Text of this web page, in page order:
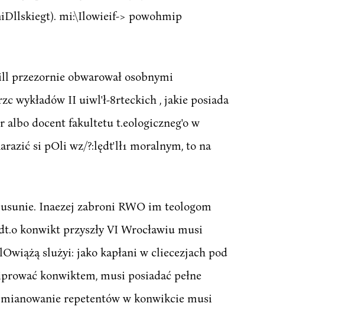
mi:\Ilowieif-> powohmip
przezornie obwarował osobnymi
wykładów II uiwl'ł-8rteckich , jakie posiada
albo docent fakultetu t.eologiczneg'o w
si pOli wz/?:lędt'lł1 moralnym, to na
Inaezej zabroni RWO im teologom
konwikt przyszły VI Wrocławiu musi
slużyi: jako kapłani w cliecezjach pod
konwiktem, musi posiadać pełne
repetentów w konwikcie musi